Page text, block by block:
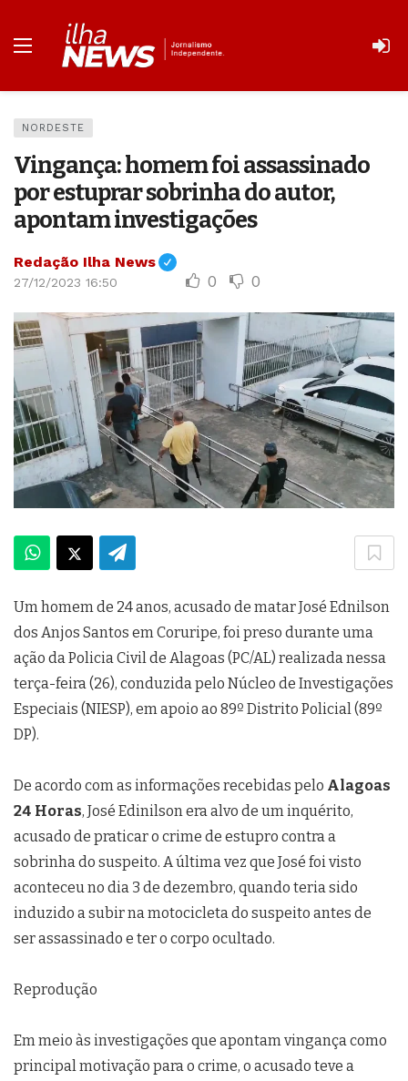
NORDESTE
Vingança: homem foi assassinado
por estuprar sobrinha do autor,
apontam investigações
Redação Ilha News
27/12/2023 16:50 0 0
Um homem de 24 anos, acusado de matar José Ednilson
dos Anjos Santos em Coruripe, foi preso durante uma
ação da Policia Civil de Alagoas (PC/AL) realizada nessa
terça-feira (26), conduzida pelo Núcleo de Investigações
Especiais (NIESP), em apoio ao 89º Distrito Policial (89º
DP).
De acordo com as informações recebidas pelo Alagoas
24 Horas, José Edinilson era alvo de um inquérito,
acusado de praticar o crime de estupro contra a
sobrinha do suspeito. A última vez que José foi visto
aconteceu no dia 3 de dezembro, quando teria sido
induzido a subir na motocicleta do suspeito antes de
ser assassinado e ter o corpo ocultado.
Reprodução
Em meio às investigações que apontam vingança como
principal motivação para o crime, o acusado teve a